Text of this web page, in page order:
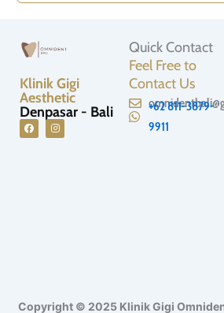
Klinik Gigi
Aesthetic
Denpasar - Bali
Quick Contact
Feel Free to
Contact Us
+62 811-3879-
9911
Copyright © 2025 Klinik Gigi